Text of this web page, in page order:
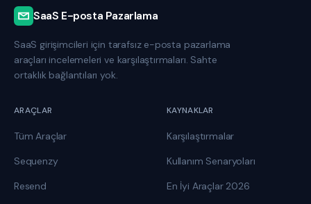
SaaS E-posta Pazarlama
SaaS girişimcileri için tarafsız e-posta pazarlama
araçları incelemeleri ve karşılaştırmaları. Sahte
ortaklık bağlantıları yok.
ARAÇLAR
Tüm Araçlar
Sequenzy
Resend
KAYNAKLAR
Karşılaştırmalar
Kullanım Senaryoları
En İyi Araçlar 2026